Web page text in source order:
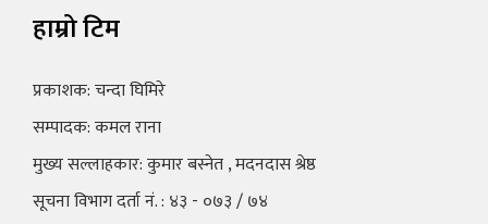
हाम्रो टिम
प्रकाशक: चन्दा घिमिरे
सम्पादक: कमल राना
मुख्य सल्लाहकार: कुमार बस्नेत , मदनदास श्रेष्ठ
सूचना विभाग दर्ता नं. : ४३ - ०७३ / ७४